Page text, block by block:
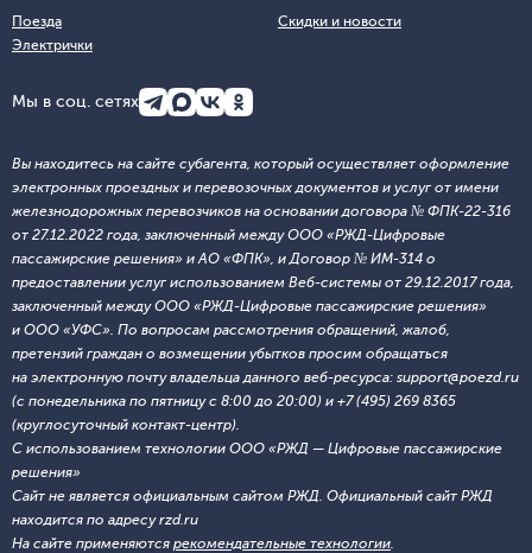
Поезда
Электрички
Скидки и новости
Мы в соц. сетях
Вы находитесь на сайте субагента, который осуществляет оформление
электронных проездных и перевозочных документов и услуг от имени
железнодорожных перевозчиков на основании договора № ФПК-22-316
от 27.12.2022 года, заключенный между ООО «РЖД-Цифровые
пассажирские решения» и АО «ФПК», и Договор № ИМ-314 о
предоставлении услуг использованием Веб-системы от 29.12.2017 года,
заключенный между ООО «РЖД-Цифровые пассажирские решения»
и ООО «УФС». По вопросам рассмотрения обращений, жалоб,
претензий граждан о возмещении убытков просим обращаться
на электронную почту владельца данного веб-ресурса: support@poezd.ru
(с понедельника по пятницу с 8:00 до 20:00) и +7 (495) 269 8365
(круглосуточный контакт-центр).
С использованием технологии ООО «РЖД — Цифровые пассажирские
решения»
Сайт не является официальным сайтом РЖД. Официальный сайт РЖД
находится по адресу rzd.ru
На сайте применяются рекомендательные технологии.